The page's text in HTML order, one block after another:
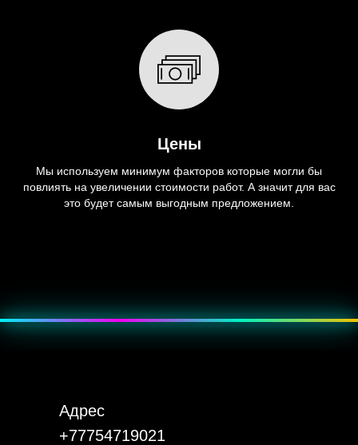
Цены
Мы используем минимум факторов которые могли бы
повлиять на увеличении стоимости работ. А значит для вас
это будет самым выгодным предложением.
???? Эффект — мягкое пульсирующее свечение, как неоновая
Адрес
+77754719021